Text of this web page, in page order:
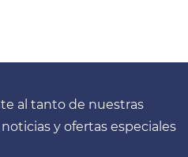
al tanto de nuestras
y ofertas especiales